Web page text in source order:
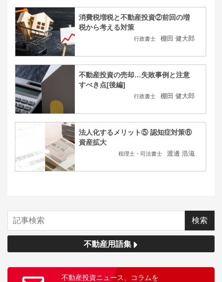
消費税増税と不動産投資②前回の増
税から考える対策
行政書士 棚田 健大郎
不動産投資の売却…失敗事例と注意
すべき点[後編]
行政書士 棚田 健大郎
法人化するメリット⑤ 認知症対策⑥
資産拡大
税理士・司法書士 渡邊 浩滋
不動産用語集
不動産投資ニュース、コラムを